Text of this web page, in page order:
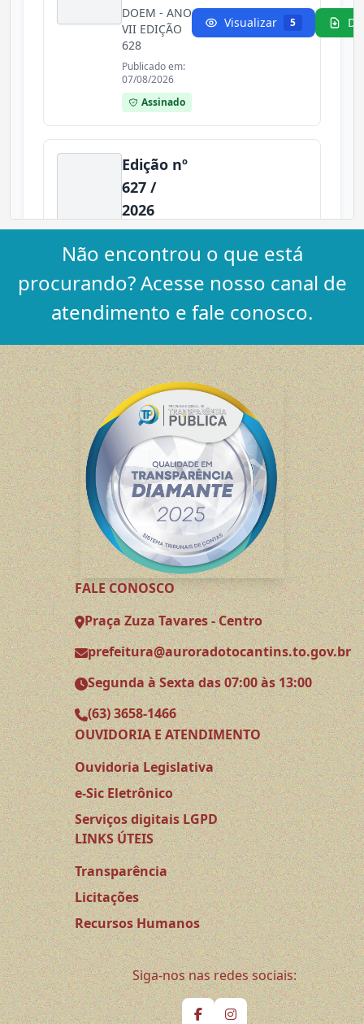
Não encontrou o que está
procurando? Acesse nosso canal de
atendimento e fale conosco.
FALE CONOSCO
Praça Zuza Tavares - Centro
prefeitura@auroradotocantins.to.gov.br
Segunda à Sexta das 07:00 às 13:00
(63) 3658-1466
OUVIDORIA E ATENDIMENTO
Ouvidoria Legislativa
e-Sic Eletrônico
Serviços digitais LGPD
LINKS ÚTEIS
Transparência
Licitações
Recursos Humanos
Siga-nos nas redes sociais: